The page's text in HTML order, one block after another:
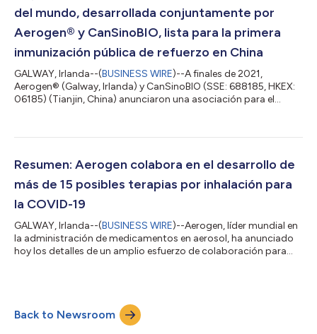
del mundo, desarrollada conjuntamente por
Aerogen® y CanSinoBIO, lista para la primera
inmunización pública de refuerzo en China
GALWAY, Irlanda--(BUSINESS WIRE)--A finales de 2021,
Aerogen® (Galway, Irlanda) y CanSinoBIO (SSE: 688185, HKEX:
06185) (Tianjin, China) anunciaron una asociación para el
de CanSinoBIO, mediante la tecnología de suministro de
Convidecia Air™ recibió la autorización para el uso de
emergencia como dosis de refuerzo por parte de la Admin...
Resumen: Aerogen colabora en el desarrollo de
más de 15 posibles terapias por inhalación para
la COVID-19
GALWAY, Irlanda--(BUSINESS WIRE)--Aerogen, líder mundial en
la administración de medicamentos en aerosol, ha anunciado
hoy los detalles de un amplio esfuerzo de colaboración para
todo el mundo han sido tratados de forma segura y eficaz con
la tecnología de administración de medicamentos de Aerogen.
Back to Newsroom